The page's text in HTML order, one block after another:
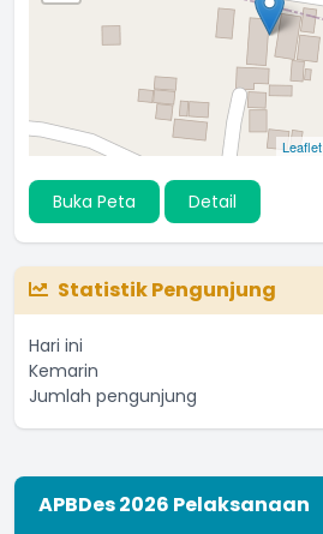
Leaflet
Buka Peta Detail
Statistik Pengunjung
Hari ini
Kemarin
Jumlah pengunjung
APBDes 2026 Pelaksanaan